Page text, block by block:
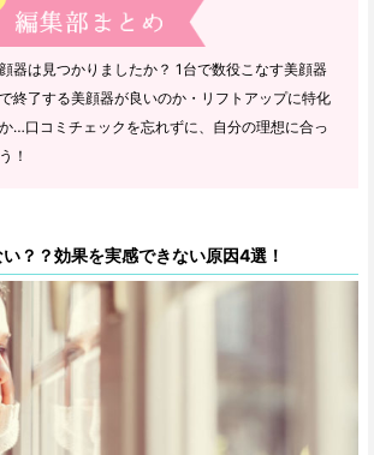
器は見つかりましたか？ 1台で数役こなす美顔器
終了する美顔器が良いのか・リフトアップに特化
…口コミチェックを忘れずに、自分の理想に合っ
！
？？効果を実感できない原因4選！